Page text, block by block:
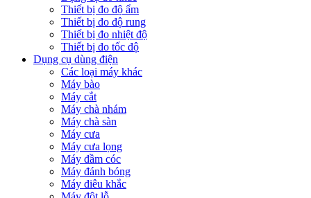
Thiết bị đo độ ẩm
Thiết bị đo độ rung
Thiết bị đo nhiệt độ
Thiết bị đo tốc độ
Dụng cụ dùng điện
Các loại máy khác
Máy bào
Máy cắt
Máy chà nhám
Máy chà sàn
Máy cưa
Máy cưa lọng
Máy đầm cóc
Máy đánh bóng
Máy điêu khắc